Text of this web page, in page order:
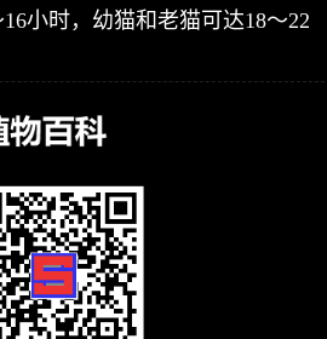
小时，幼猫和老猫可达18～22